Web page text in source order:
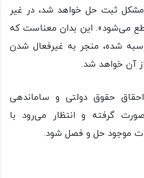
ثبت حل خواهد شد، در غیر
می‌شود». این بدان معناست که
شده، منجر به غیرفعال شدن
آن خواهد شد.
حقوق دولتی و ساماندهی
گرفته و انتظار می‌رود با
موجود حل و فصل شود.